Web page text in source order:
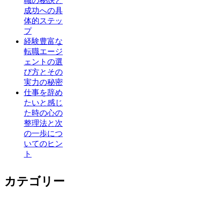
成功への具
体的ステッ
プ
経験豊富な
転職エージ
ェントの選
び方とその
実力の秘密
仕事を辞め
たいと感じ
た時の心の
整理法と次
の一歩につ
いてのヒン
ト
カテゴリー